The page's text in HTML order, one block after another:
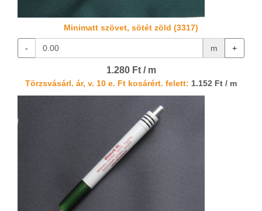
Minimatt szövet, sötét zöld (3317)
- m +
1.280 Ft / m
Törzsvásárl. ár, v. 10 e. Ft kosárért. felett: 1.152 Ft / m